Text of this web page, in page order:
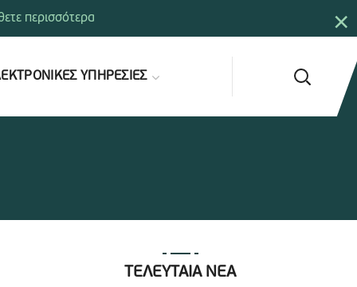
ΥΠΗΡΕΣΙΕΣ
ΤΕΛΕΥΤΑΙΑ ΝΕΑ
×
περισσότερα